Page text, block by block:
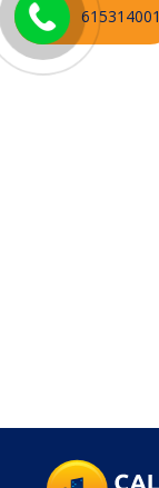
615314001